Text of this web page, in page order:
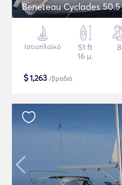
Beneteau Cyclades 50.5
Ιστιοπλοϊκό
51 ft
16 μ.
8
$1,263 /βραδιά